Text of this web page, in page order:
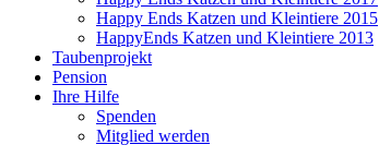
Happy Ends Katzen und Kleintiere 2015
HappyEnds Katzen und Kleintiere 2013
Taubenprojekt
Pension
Ihre Hilfe
Spenden
Mitglied werden